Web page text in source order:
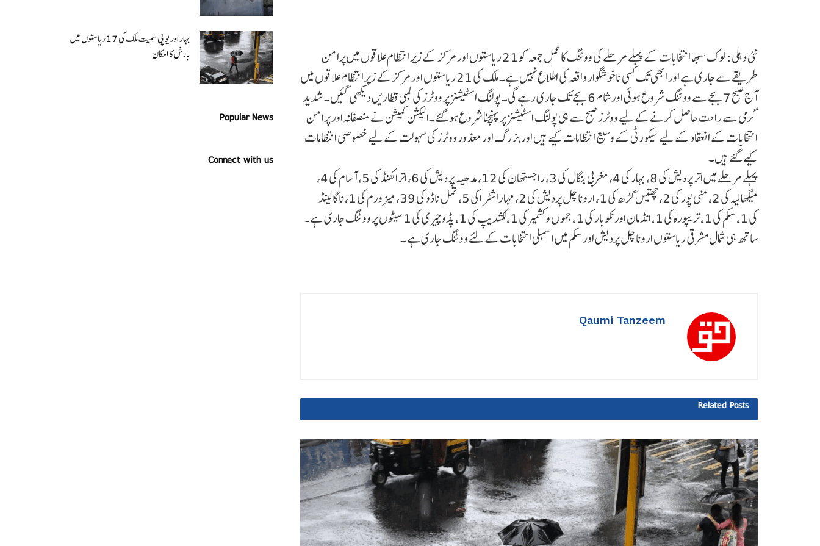
نئی دہلی: لوک سبھا انتخابات کے پہلے مرحلے کی ووٹنگ کا عمل جمعہ کو 21 ریاستوں اور مرکز کے زیر انتظام علاقوں میں پرامن
طریقے سے جاری ہے اور ابھی تک کسی ناخوشگوار واقعہ کی اطلاع نہیں ہے۔ملک کی 21 ریاستوں اور مرکز کے زیر انتظام علاقوں میں
آج صبح 7 بجے سے ووٹنگ شروع ہوئی اور شام 6 بجے تک جاری رہے گی۔ پولنگ اسٹیشنز پر ووٹرز کی لمبی قطاریں دیکھی گئیں۔ شدید
گرمی سے راحت حاصل کرنے کے لیے ووٹرز صبح سے ہی پولنگ اسٹیشنز پر پہنچنا شروع ہو گئے۔الیکشن کمیشن نے منصفانہ اور پرامن
انتخابات کے انعقاد کے لیے سیکورٹی کے وسیع انتظامات کیے ہیں اور بزرگ اور معذور ووٹرز کی سہولت کے لیے خصوصی انتظامات
کیے گئے ہیں۔
پہلے مرحلے میں اتر پردیش کی 8، بہار کی 4، مغربی بنگال کی 3، راجستھان کی 12، مدھیہ پردیش کی 6، اتراکھنڈ کی 5، آسام کی 4،
میگھالیہ کی 2، منی پور کی 2، چھتیس گڑھ کی 1، اروناچل پردیش کی 2، مہاراشٹر اکی 5، تمل ناڈو کی 39، میزورم کی 1، ناگالینڈ
کی 1، سکم کی 1، تریپورہ کی 1، انڈمان اور نکوبار کی 1، جموں و کشمیر کی 1، لکشدیپ کی 1، پڈوچیری کی 1 سیٹوں پر ووٹنگ جاری ہے۔
ساتھ ہی شمال مشرقی ریاستوں اروناچل پردیش اور سکم میں اسمبلی انتخابات کے لئے ووٹنگ جاری ہے ۔
Qaumi Tanzeem
Related Posts
بہار اور یو پی سمیت ملک کی 17ریاستوں میں
بارش کا امکان
Popular News
Connect with us